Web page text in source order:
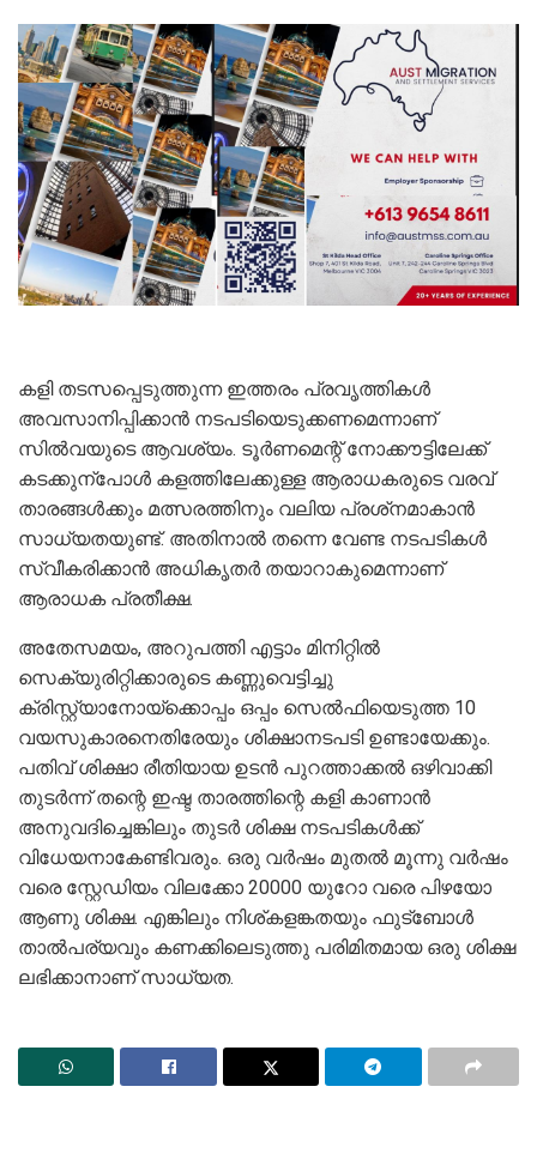
കളി തടസപ്പെടുത്തുന്ന ഇത്തരം പ്രവൃത്തികള്‍
അവസാനിപ്പിക്കാന്‍ നടപടിയെടുക്കണമെന്നാണ്
സില്‍വയുടെ ആവശ്യം. ടൂര്‍ണമെന്റ് നോക്കൗട്ടിലേക്ക്
കടക്കുന്‌പോള്‍ കളത്തിലേക്കുള്ള ആരാധകരുടെ വരവ്
താരങ്ങള്‍ക്കും മത്സരത്തിനും വലിയ പ്രശ്‌നമാകാന്‍
സാധ്യതയുണ്ട്. അതിനാല്‍ തന്നെ വേണ്ട നടപടികള്‍
സ്വീകരിക്കാന്‍ അധികൃതര്‍ തയാറാകുമെന്നാണ്
ആരാധക പ്രതീക്ഷ.
അതേസമയം, അറുപത്തി എട്ടാം മിനിറ്റില്‍
സെക്യുരിറ്റിക്കാരുടെ കണ്ണുവെട്ടിച്ചു
ക്രിസ്റ്റ്യാനോയ്‌ക്കൊപ്പം ഒപ്പം സെല്‍ഫിയെടുത്ത 10
വയസുകാരനെതിരേയും ശിക്ഷാനടപടി ഉണ്ടായേക്കും.
പതിവ് ശിക്ഷാ രീതിയായ ഉടന്‍ പുറത്താക്കല്‍ ഒഴിവാക്കി
തുടര്‍ന്ന് തന്റെ ഇഷ്ട താരത്തിന്റെ കളി കാണാന്‍
അനുവദിച്ചെങ്കിലും തുടര്‍ ശിക്ഷ നടപടികള്‍ക്ക്
വിധേയനാകേണ്ടിവരും. ഒരു വര്‍ഷം മുതല്‍ മൂന്നു വര്‍ഷം
വരെ സ്റ്റേഡിയം വിലക്കോ 20000 യുറോ വരെ പിഴയോ
ആണു ശിക്ഷ. എങ്കിലും നിശ്കളങ്കതയും ഫുട്‌ബോള്‍
താല്‍പര്യവും കണക്കിലെടുത്തു പരിമിതമായ ഒരു ശിക്ഷ
ലഭിക്കാനാണ് സാധ്യത.